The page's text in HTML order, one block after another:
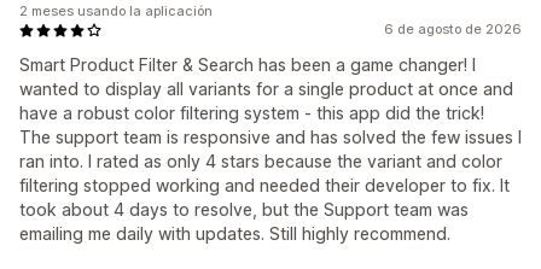
6 de agosto de 2026
Smart Product Filter & Search has been a game changer! I
wanted to display all variants for a single product at once and
have a robust color filtering system - this app did the trick!
The support team is responsive and has solved the few issues I
ran into. I rated as only 4 stars because the variant and color
filtering stopped working and needed their developer to fix. It
took about 4 days to resolve, but the Support team was
emailing me daily with updates. Still highly recommend.
2 meses usando la aplicación